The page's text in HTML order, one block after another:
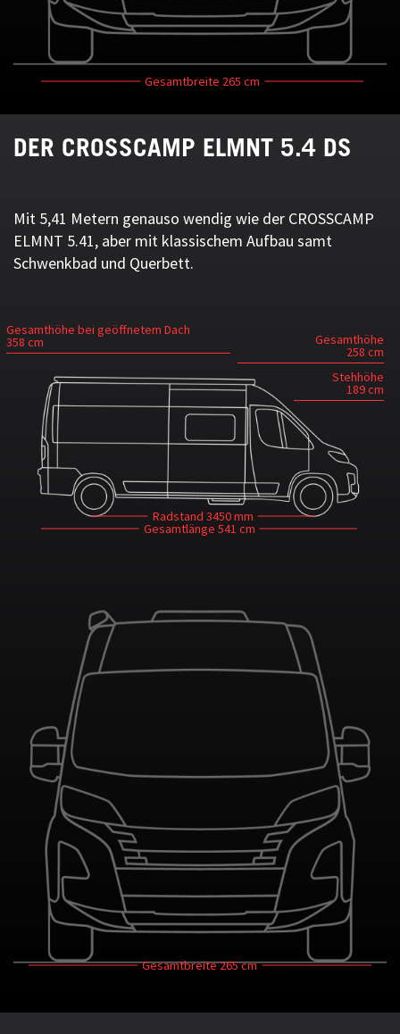
Gesamtbreite 265 cm
DER CROSSCAMP ELMNT 5.4 DS
Mit 5,41 Metern genauso wendig wie der CROSSCAMP
ELMNT 5.41, aber mit klassischem Aufbau samt
Schwenkbad und Querbett.
Gesamthöhe bei geöffnetem Dach
358 cm Gesamthöhe
258 cm
Stehhöhe
189 cm
Radstand 3450 mm
Gesamtlänge 541 cm
Gesamtbreite265 cm